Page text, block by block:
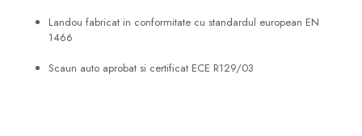
Landou fabricat in conformitate cu standardul european EN
1466
Scaun auto aprobat si certificat ECE R129/03